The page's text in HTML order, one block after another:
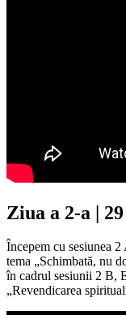
Ziua a 2-a |
Începem cu sesiunea
tema „Schimbată, nu
în cadrul sesiunii 2 B,
„Revendicarea